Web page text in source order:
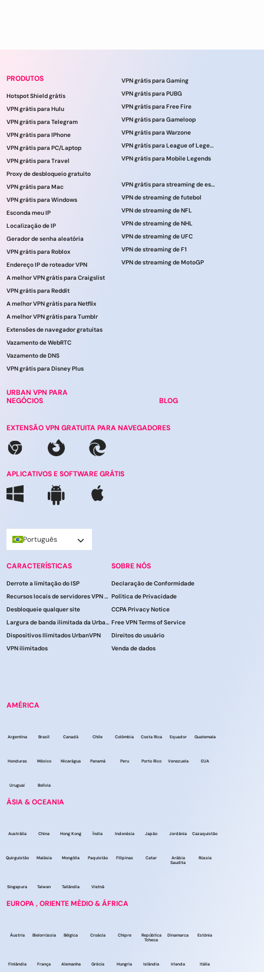
PRODUTOS
Hotspot Shield grátis
VPN grátis para Hulu
VPN grátis para Telegram
VPN grátis para IPhone
VPN grátis para PC/Laptop
VPN grátis para Travel
Proxy de desbloqueio gratuito
VPN grátis para Mac
VPN grátis para Windows
Esconda meu IP
Localização de IP
Gerador de senha aleatória
VPN grátis para Roblox
Endereço IP de roteador VPN
A melhor VPN grátis para Craigslist
VPN grátis para Reddit
A melhor VPN grátis para Netflix
A melhor VPN grátis para Tumblr
Extensões de navegador gratuitas
Vazamento de WebRTC
Vazamento de DNS
VPN grátis para Disney Plus
URBAN VPN PARA
NEGÓCIOS
VPN grátis para Gaming
VPN grátis para PUBG
VPN grátis para Free Fire
VPN grátis para Gameloop
VPN grátis para Warzone
VPN grátis para League of Legends
VPN grátis para Mobile Legends
VPN grátis para streaming de esportes
VPN de streaming de futebol
VPN de streaming de NFL
VPN de streaming de NHL
VPN de streaming de UFC
VPN de streaming de F1
VPN de streaming de MotoGP
BLOG
EXTENSÃO VPN GRATUITA PARA NAVEGADORES
APLICATIVOS E SOFTWARE GRÁTIS
Português
CARACTERÍSTICAS
Derrote a limitação do ISP
Recursos locais de servidores VPN do UrbanVPN
Desbloqueie qualquer site
Largura de banda ilimitada da UrbanVPN
Dispositivos Ilimitados UrbanVPN
VPN ilimitados
SOBRE NÓS
Declaração de Conformidade
Política de Privacidade
CCPA Privacy Notice
Free VPN Terms of Service
Direitos do usuário
Venda de dados
AMÉRICA
Argentina Brasil Canadá Chile Colômbia Costa Rica Equador Guatemala
Honduras México Nicarágua Panamá Peru Porto Rico Venezuela EUA
Uruguai Bolívia
ÁSIA & OCEANIA
Austrália China Hong Kong Índia Indonésia Japão Jordânia Cazaquistão
Quirguistão Malásia Mongólia Paquistão Filipinas Catar
Arábia
Saudita
Rússia
Singapura Taiwan Tailândia Vietnã
EUROPA , ORIENTE MÉDIO & ÁFRICA
Áustria Bielorrússia Bélgica Croácia Chipre
República
Tcheca
Dinamarca Estônia
Finlândia França Alemanha Grécia Hungria Islândia Irlanda Itália